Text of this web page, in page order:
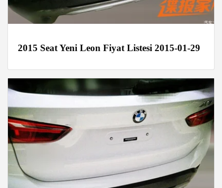
2015 Seat Yeni Leon Fiyat Listesi 2015-01-29